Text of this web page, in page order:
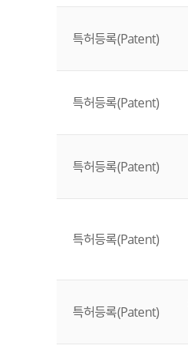
특허등록(Patent)
특허등록(Patent)
특허등록(Patent)
특허등록(Patent)
특허등록(Patent)